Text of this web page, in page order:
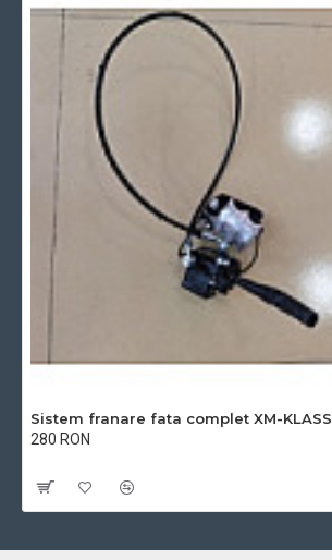
Sistem franare fata complet XM-KLASS
280 RON